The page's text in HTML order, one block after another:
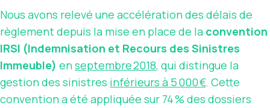
Nous avons relevé une accélération des délais de
règlement depuis la mise en place de la convention
IRSI (Indemnisation et Recours des Sinistres
Immeuble) enseptembre 2018, qui distingue la
gestion des sinistres inférieurs à 5 000 €. Cette
convention a été appliquée sur 74 % des dossiers